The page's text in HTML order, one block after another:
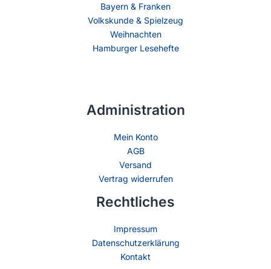
Bayern & Franken
Volkskunde & Spielzeug
Weihnachten
Hamburger Lesehefte
Administration
Mein Konto
AGB
Versand
Vertrag widerrufen
Rechtliches
Impressum
Datenschutzerklärung
Kontakt